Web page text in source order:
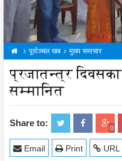
पूर्वाञ्चल खब मुख्य समाचार
प्रजातन्त्र
सम्मानित
Share to: 0
URL
Print
Email